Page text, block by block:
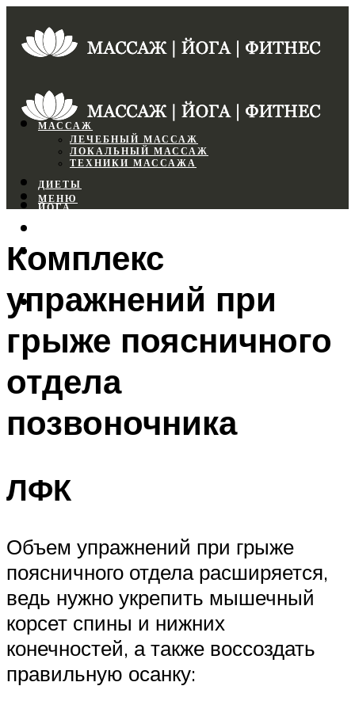
МАССАЖ
ЛЕЧЕБНЫЙ МАССАЖ
ЛОКАЛЬНЫЙ МАССАЖ
ТЕХНИКИ МАССАЖА
ДИЕТЫ
ЙОГА
ФИТНЕС
МЕНЮ
МЕНЮ
Комплекс
упражнений при
грыже поясничного
отдела
позвоночника
ЛФК
Объем упражнений при грыже
поясничного отдела расширяется,
ведь нужно укрепить мышечный
корсет спины и нижних
конечностей, а также воссоздать
правильную осанку: